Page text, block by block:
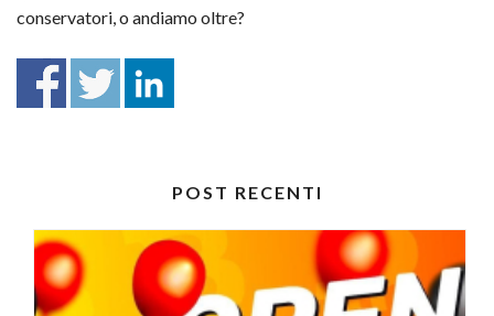
conservatori, o andiamo oltre?
POST RECENTI